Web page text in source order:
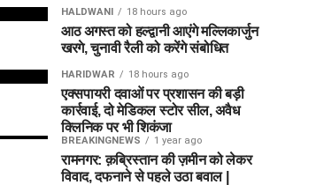
HALDWANI 18 hours ago
आठ अगस्त को हल्द्वानी आएंगे मल्लिकार्जुन
खरगे, चुनावी रैली को करेंगे संबोधित
HARIDWAR 18 hours ago
एक्सपायरी दवाओं पर प्रशासन की बड़ी
कार्रवाई, दो मेडिकल स्टोर सील, अवैध
क्लिनिक पर भी शिकंजा
BREAKINGNEWS 1 year ago
रामनगर: क़ब्रिस्तान की ज़मीन को लेकर
विवाद, दफनाने से पहले उठा बवाल |